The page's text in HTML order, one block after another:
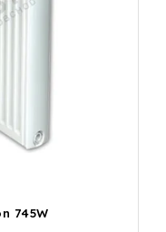
745W